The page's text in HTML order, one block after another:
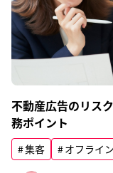
不動産広告のリス
務ポイント
集客 オフライ